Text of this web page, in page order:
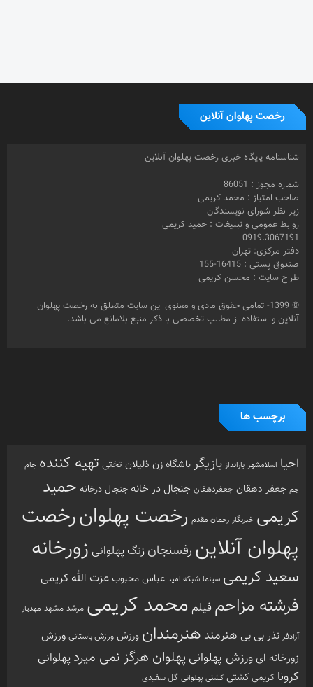
رخصت پهلوان آنلاین
شناسنامه پایگاه خبری رخصت پهلوان آنلاین
شماره مجوز : 86051
صاحب امتیاز : محمد کریمی
زیر نظر شورای نویسندگان
روابط عمومی و تبلیغات : حمید کریمی
0919.3067191
دفتر مرکزی: تهران
صندوق پستی : 16415-155
طراح سایت : محسن کریمی
© 1399- تمامی حقوق مادی و معنوی این سایت متعلق به رخصت پهلوان
آنلاین و استفاده از مطالب تخصصی با ذکر منبع بلامانع می باشد.
برچسب ها
احیا اسلامشهر بارانداز بازیگرباشگاه زن ذلیلان تختی تهیه کننده جام
جم جعفر دهقان جعفردهقان جنجال در خانه جنجال درخانه حمید
کریمی خبرنگار رحمان مقدم رخصت پهلوانرخصت
پهلوان آنلاین رفسنجان زنگ پهلوانی زورخانه
سعید کریمی سینما شبکه امید عباس محبوبعزت الله کریمی
فرشته مزاحمفیلم محمد کریمی مرشد مشهد مهدیار
آزادفر نذر بی بی هنرمند هنرمندان ورزش ورزش باستانی ورزش
زورخانه ای ورزش پهلوانی پهلوان هرگز نمی میرد پهلوانی
کرونا کریمی کشتی کشتی پهلوانی گل سفیدی